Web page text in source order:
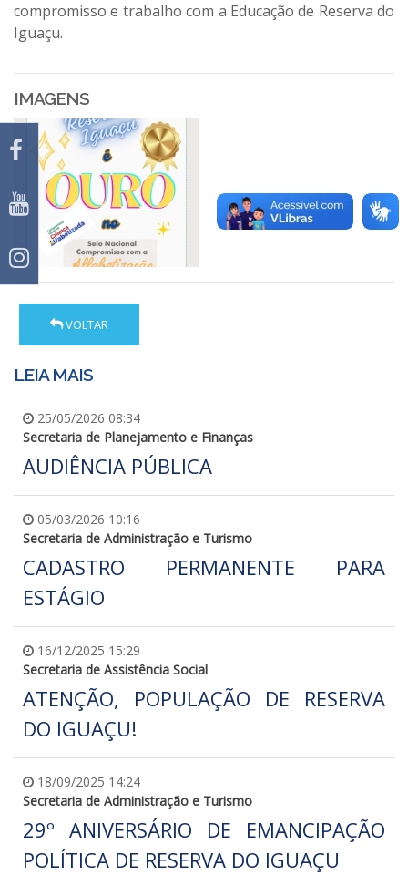
compromisso e trabalho com a Educação de Reserva do
Iguaçu.
IMAGENS
VOLTAR
LEIA MAIS
25/05/2026 08:34
Secretaria de Planejamento e Finanças
AUDIÊNCIA PÚBLICA
05/03/2026 10:16
Secretaria de Administração e Turismo
CADASTRO PERMANENTE PARA
ESTÁGIO
16/12/2025 15:29
Secretaria de Assistência Social
ATENÇÃO, POPULAÇÃO DE RESERVA
DO IGUAÇU!
18/09/2025 14:24
Secretaria de Administração e Turismo
29º ANIVERSÁRIO DE EMANCIPAÇÃO
POLÍTICA DE RESERVA DO IGUAÇU